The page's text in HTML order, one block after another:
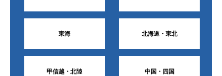
東海 北海道・東北
甲信越・北陸 中国・四国